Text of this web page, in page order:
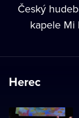
Český
kapele Mi
Herec